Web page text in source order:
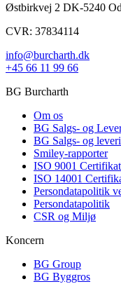
Østbirkvej 2 DK-5240
CVR: 37834114
info@burcharth.dk
+45 66 11 99 66
BG Burcharth
Om os
BG Salgs- og
BG Salgs- og
Smiley-rapporter
ISO 9001
ISO 14001
Persondatapolitik
Persondatapolitik
CSR og Miljø
Koncern
BG Group
BG Byggros